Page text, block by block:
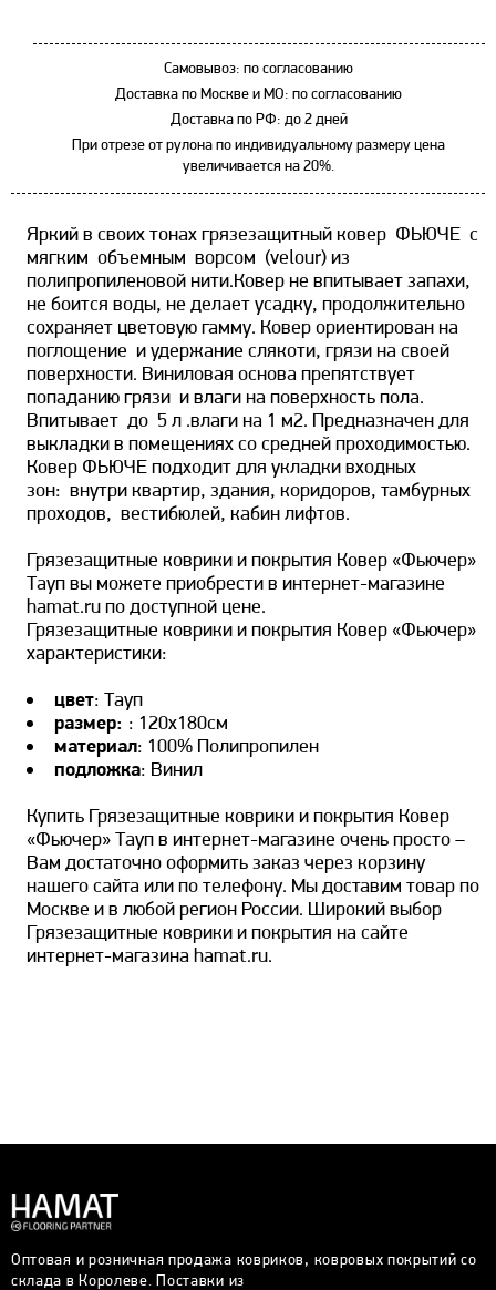
Самовывоз: по согласованию
Доставка по Москве и МО: по согласованию
Доставка по РФ: до 2 дней
При отрезе от рулона по индивидуальному размеру цена
увеличивается на 20%.
Яркий в своих тонах грязезащитный ковер ФЬЮЧЕ с
мягким объемным ворсом (velour) из
полипропиленовой нити.Ковер не впитывает запахи,
не боится воды, не делает усадку, продолжительно
сохраняет цветовую гамму. Ковер ориентирован на
поглощение и удержание слякоти, грязи на своей
поверхности. Виниловая основа препятствует
попаданию грязи и влаги на поверхность пола.
Впитывает до 5 л .влаги на 1 м2. Предназначен для
выкладки в помещениях со средней проходимостью.
Ковер ФЬЮЧЕ подходит для укладки входных
зон: внутри квартир, здания, коридоров, тамбурных
проходов, вестибюлей, кабин лифтов.
Грязезащитные коврики и покрытия Ковер «Фьючер»
Тауп вы можете приобрести в интернет-магазине
hamat.ru по доступной цене.
Грязезащитные коврики и покрытия Ковер «Фьючер»
характеристики:
цвет: Тауп
размер: : 120х180см
материал: 100% Полипропилен
подложка: Винил
Купить Грязезащитные коврики и покрытия Ковер
«Фьючер» Тауп в интернет-магазине очень просто –
Вам достаточно оформить заказ через корзину
нашего сайта или по телефону. Мы доставим товар по
Москве и в любой регион России. Широкий выбор
Грязезащитные коврики и покрытия на сайте
интернет-магазина hamat.ru.
Оптовая и розничная продажа ковриков, ковровых покрытий со
склада в Королеве. Поставки из